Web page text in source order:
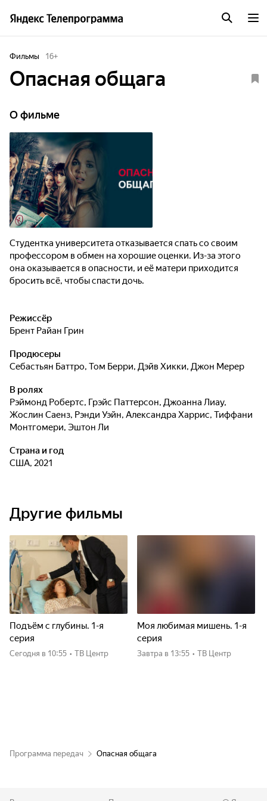
Фильмы 16+
Опасная общага
О фильме
Студентка университета отказывается спать со своим
профессором в обмен на хорошие оценки. Из-за этого
она оказывается в опасности, и её матери приходится
бросить всё, чтобы спасти дочь.
Режиссёр
Брент Райан Грин
Продюсеры
Себастьян Баттро, Том Берри, Дэйв Хикки, Джон Мерер
В ролях
Рэймонд Робертс, Грэйс Паттерсон, Джоанна Лиау,
Жослин Саенз, Рэнди Уэйн, Александра Харрис, Тиффани
Монтгомери, Эштон Ли
Страна и год
США, 2021
Другие фильмы
Подъём с глубины. 1-я
серия
Сегодня в 10:55 • ТВ Центр
Моя любимая мишень. 1-я
серия
Завтра в 13:55 • ТВ Центр
Программа передач Опасная общага